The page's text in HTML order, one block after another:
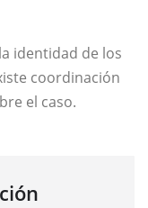
identidad de los
coordinación
el caso.